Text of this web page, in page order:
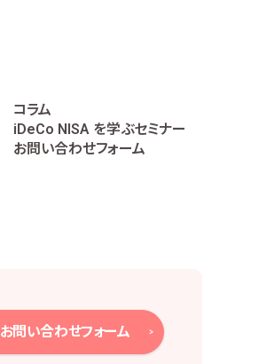
コラム
iDeCo NISA を学ぶセミナー
お問い合わせフォーム
お問い合わせフォーム